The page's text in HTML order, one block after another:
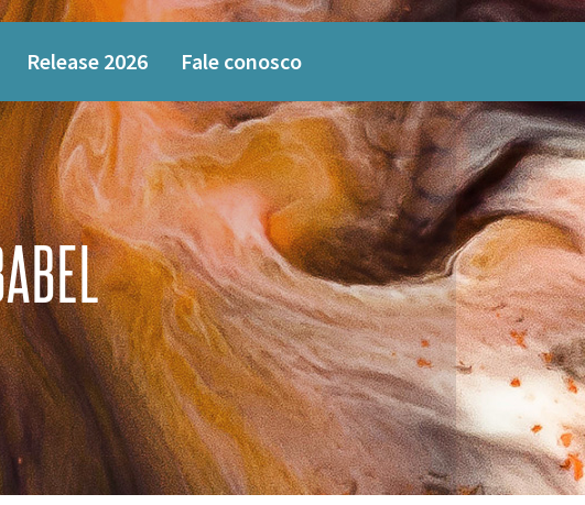
Release 2026 Fale conosco